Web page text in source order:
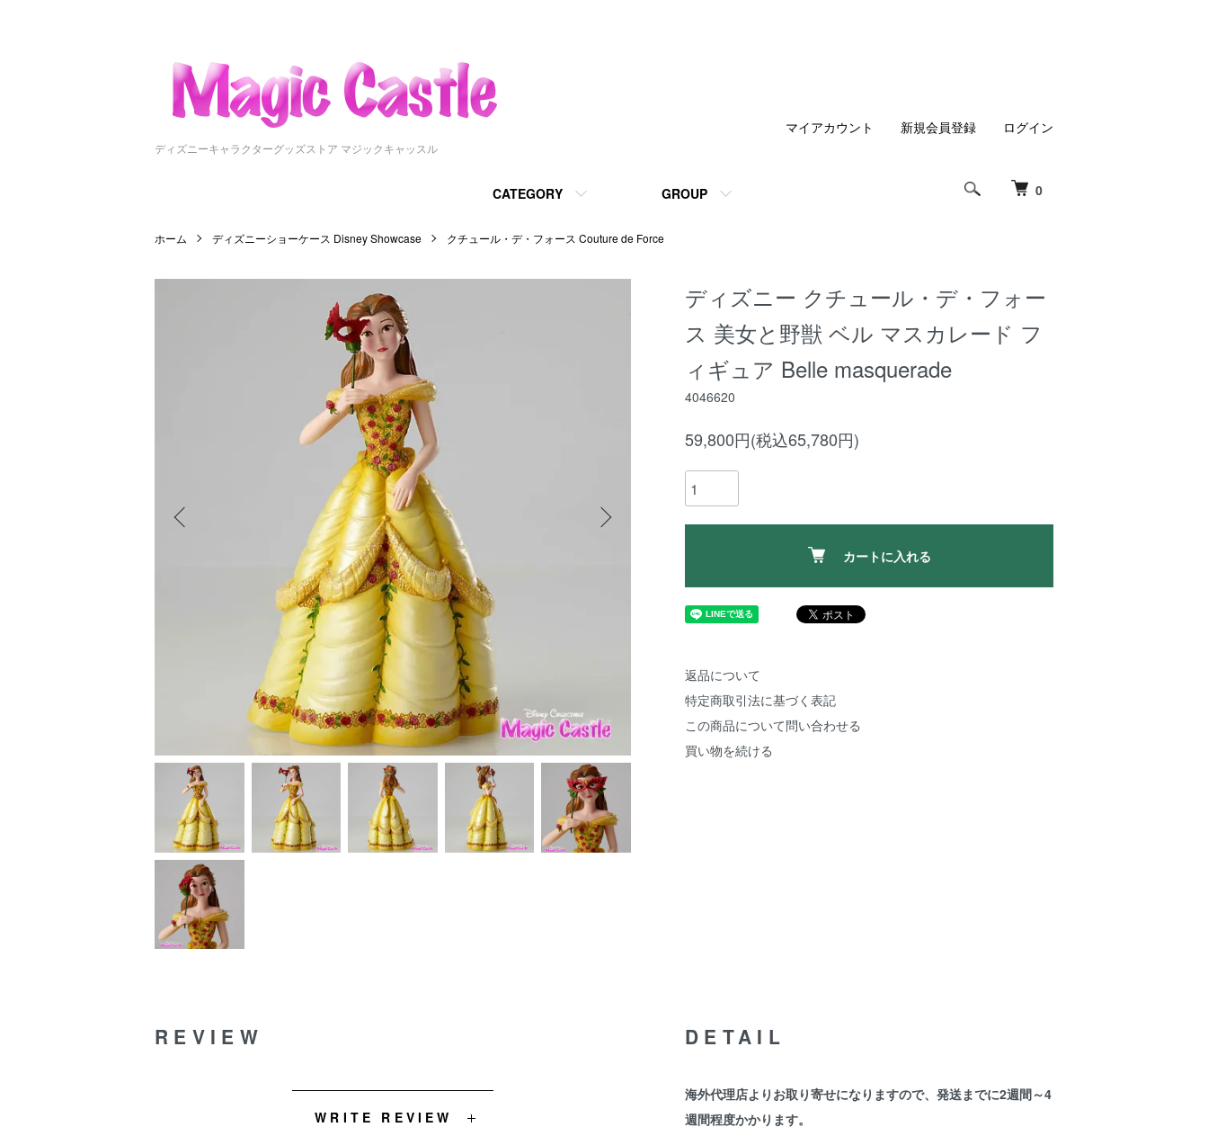
ディズニーキャラクターグッズストア マジックキャッスル
0
CATEGORY GROUP
マイアカウント 新規会員登録 ログイン
ホーム ディズニーショーケース Disney Showcase クチュール・デ・フォース Couture de Force
ディズニー クチュール・デ・フォー
ス 美女と野獣 ベル マスカレード フ
ィギュア Belle masquerade
4046620
59,800円(税込65,780円)
カートに入れる
返品について
特定商取引法に基づく表記
この商品について問い合わせる
買い物を続ける
DETAIL
海外代理店よりお取り寄せになりますので、発送までに2週間～4
週間程度かかります。
REVIEW
WRITE REVIEW